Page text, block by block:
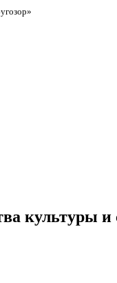
культуры и